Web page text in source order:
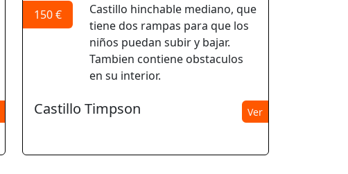
Castillo hinchable mediano, que
tiene dos rampas para que los
niños puedan subir y bajar.
Tambien contiene obstaculos
en su interior.
150 €
Castillo Timpson Ver